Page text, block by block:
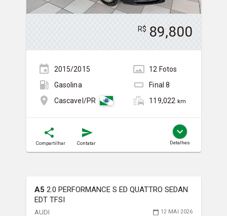
R$ 89,800
2015/2015 12 Fotos
Gasolina
Final8
Cascavel/PR
119,022 km
Compartilhar Contatar Detalhes
A5 2.0 PERFORMANCE S ED QUATTRO SEDAN
EDT TFSI
AUDI 12 MAI 2026